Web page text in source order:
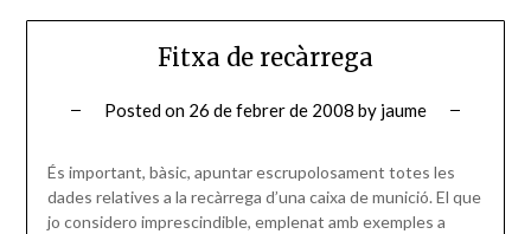
Fitxa de recàrrega
Posted on 26 de febrer de 2008 by jaume
És important, bàsic, apuntar escrupolosament totes les
dades relatives a la recàrrega d’una caixa de munició. El que
jo considero imprescindible, emplenat amb exemples a